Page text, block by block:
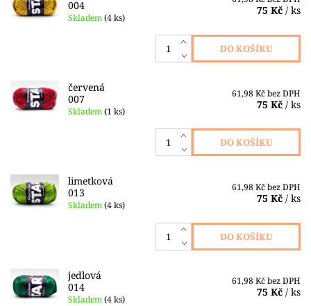
004
Skladem(4 ks)
75 Kč / ks
červená
007
Skladem(1 ks)
61,98 Kč bez DPH
75 Kč / ks
limetková
013
Skladem(4 ks)
61,98 Kč bez DPH
75 Kč / ks
jedlová
014
Skladem(4 ks)
61,98 Kč bez DPH
75 Kč / ks